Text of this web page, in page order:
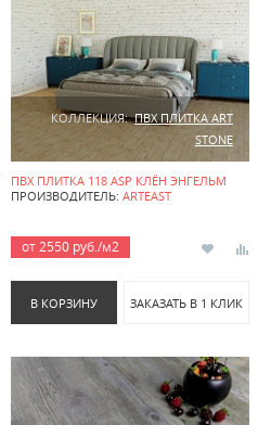
КОЛЛЕКЦИЯ: ПВХ ПЛИТКА ART
STONE
ПВХ ПЛИТКА 118 ASP КЛЁН ЭНГЕЛЬМ
ПРОИЗВОДИТЕЛЬ: ARTEAST
от 2550 руб./м2
В КОРЗИНУ ЗАКАЗАТЬ В 1 КЛИК